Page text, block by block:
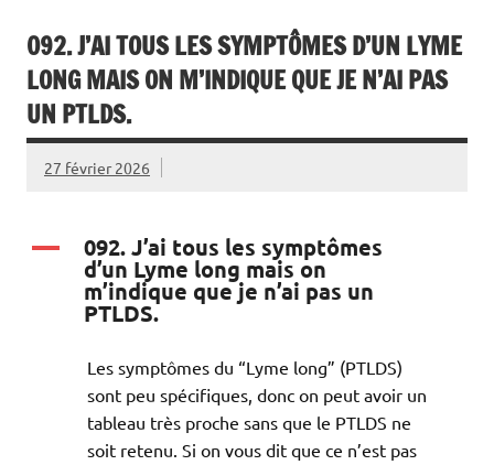
092. J’AI TOUS LES SYMPTÔMES D’UN LYME
LONG MAIS ON M’INDIQUE QUE JE N’AI PAS
UN PTLDS.
27 février 2026
A 092. J’ai tous les symptômes
d’un Lyme long mais on
m’indique que je n’ai pas un
PTLDS.
Les symptômes du “Lyme long” (PTLDS)
sont peu spécifiques, donc on peut avoir un
tableau très proche sans que le PTLDS ne
soit retenu. Si on vous dit que ce n’est pas